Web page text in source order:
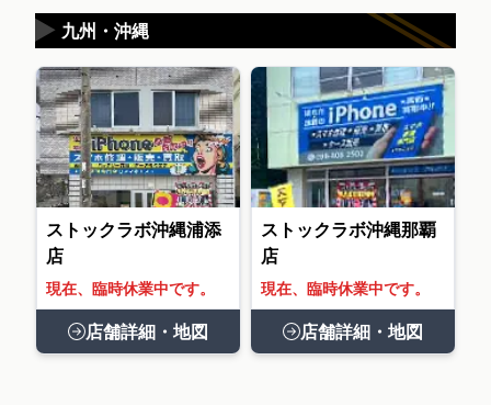
九州・沖縄
▶
ストックラボ沖縄浦添
店
現在、臨時休業中です。
店舗詳細・地図
ストックラボ沖縄那覇
店
現在、臨時休業中です。
店舗詳細・地図